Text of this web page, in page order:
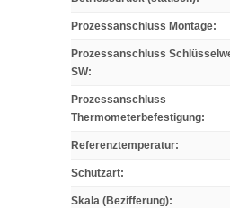
Prozessanschluss Montage:
Prozessanschluss
SW:
Prozessanschluss
Thermometerbefestigung:
Referenztemperatur:
Schutzart:
Skala (Bezifferung):